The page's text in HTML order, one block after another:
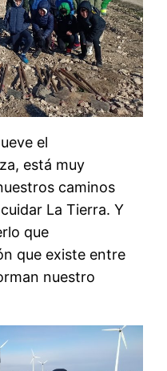
el
está muy
caminos
La Tierra. Y
que
que existe entre
nuestro